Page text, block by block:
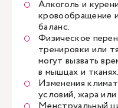
Алкоголь и
кровообращение
баланс.
Физическое
тренировки или
могут вызвать
в мышцах и тканях.
Изменения
условий, жара